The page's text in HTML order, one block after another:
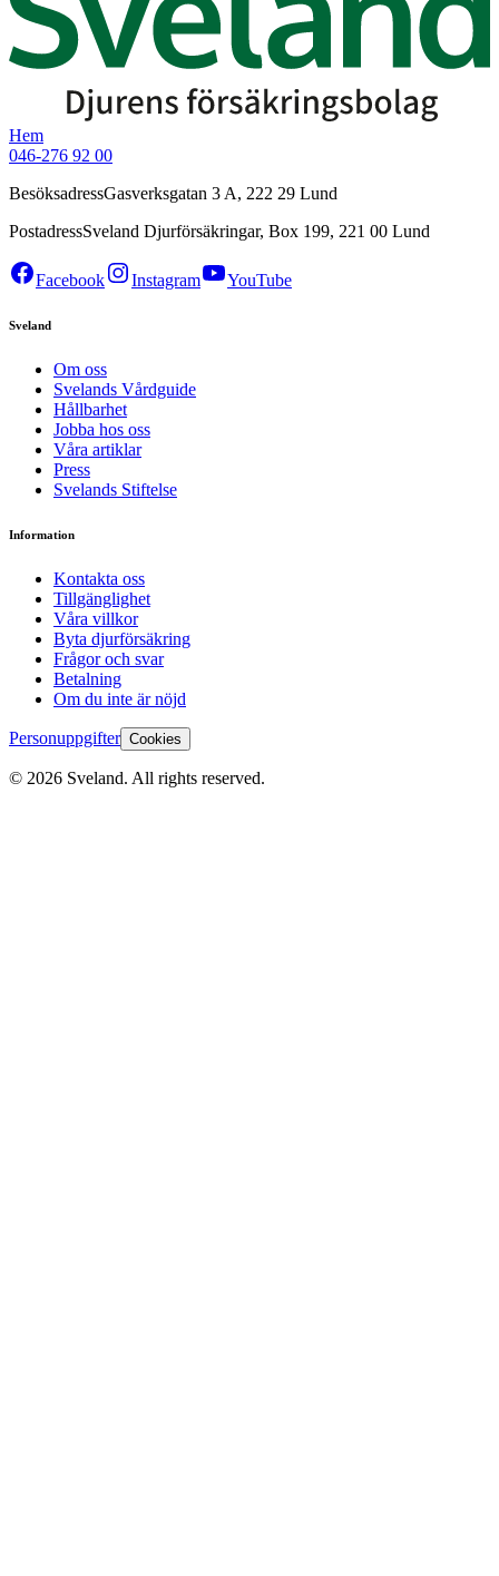
Hem
046-276 92 00
BesöksadressGasverksgatan 3 A, 222 29 Lund
PostadressSveland Djurförsäkringar, Box 199, 221 00 Lund
Facebook Instagram YouTube
Sveland
Om oss
Svelands Vårdguide
Hållbarhet
Jobba hos oss
Våra artiklar
Press
Svelands Stiftelse
Information
Kontakta oss
Tillgänglighet
Våra villkor
Byta djurförsäkring
Frågor och svar
Betalning
Om du inte är nöjd
Personuppgifter Cookies
© 2026 Sveland. All rights reserved.